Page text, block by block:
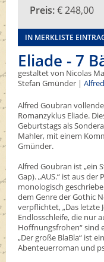
Preis:€ 248,00
IN MERKLISTE
Eliade - 7
gestaltet von Nicolas
Stefan Gmünder |
Alfred Goubran
Romanzyklus Eliade.
Geburtstags als
Mahler, mit einem
Gmünder.
Alfred Goubran ist „ein
Gap). „AUS.“ ist aus
monologisch
dem Genre der Gothic
verpflichtet, „Das letzte
Endlosschleife, die nur
Hoffnungsfrohen“ sind
„Der große BlaBla“ ist
Abenteuerroman und